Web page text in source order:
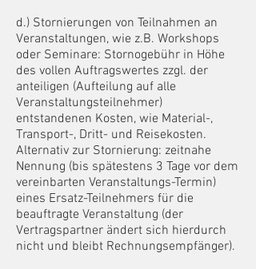
d.) Stornierungen von Teilnahmen an
Veranstaltungen, wie z.B. Workshops
oder Seminare: Stornogebühr in Höhe
des vollen Auftragswertes zzgl. der
anteiligen (Aufteilung auf alle
Veranstaltungsteilnehmer)
entstandenen Kosten, wie Material-,
Transport-, Dritt- und Reisekosten.
Alternativ zur Stornierung: zeitnahe
Nennung (bis spätestens 3 Tage vor dem
vereinbarten Veranstaltungs-Termin)
eines Ersatz-Teilnehmers für die
beauftragte Veranstaltung (der
Vertragspartner ändert sich hierdurch
nicht und bleibt Rechnungsempfänger).